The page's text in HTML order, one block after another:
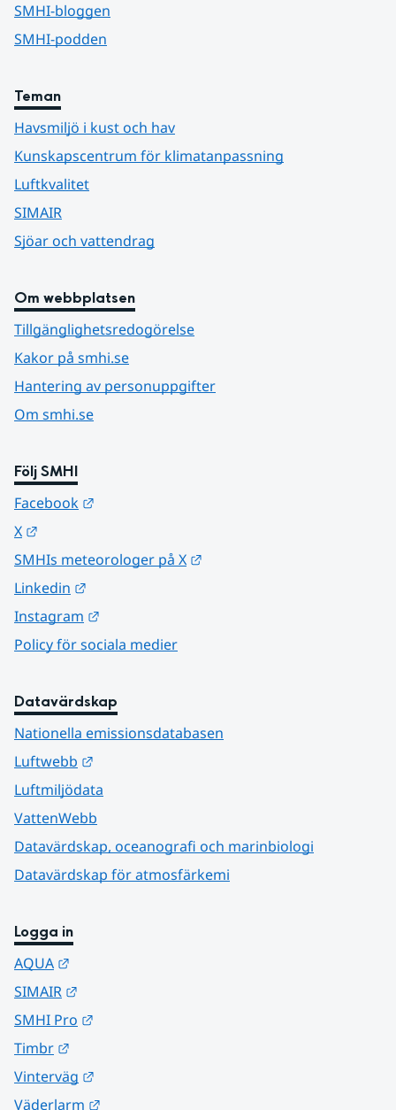
SMHI-bloggen
SMHI-podden
Teman
Havsmiljö i kust och hav
Kunskapscentrum för klimatanpassning
Luftkvalitet
SIMAIR
Sjöar och vattendrag
Om webbplatsen
Tillgänglighetsredogörelse
Kakor på smhi.se
Hantering av personuppgifter
Om smhi.se
Följ SMHI
Facebook
X
SMHIs meteorologer på X
Linkedin
Instagram
Policy för sociala medier
Datavärdskap
Nationella emissionsdatabasen
Luftwebb
Luftmiljödata
VattenWebb
Datavärdskap, oceanografi och marinbiologi
Datavärdskap för atmosfärkemi
Logga in
AQUA
SIMAIR
SMHI Pro
Timbr
Vinterväg
Väderlarm